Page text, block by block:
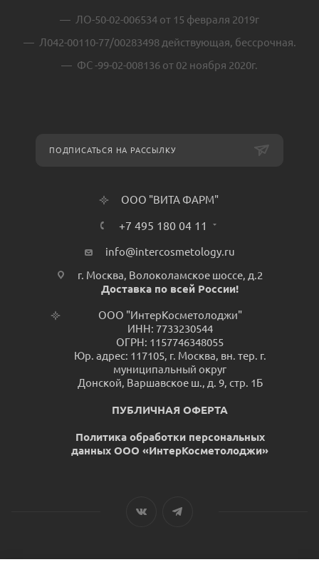
ЛО-50-02-006534 от 15 февраля 2019г
Л042-00110-77/00283498 действующая, бессрочная.
ФС -99-02-008136 от 02 ноября 2020г.
ПОДПИСАТЬСЯ НА РАССЫЛКУ
ООО "ВИТА ФАРМ"
+7 495 180 04 11
info@intercosmetology.ru
г. Москва, Волоколамское шоссе, д.2
Доставка по всей России!
ООО "ИнтерКосметолоджи"
ИНН: 7733230544
ОГРН: 1157746348055
Юр. адрес: 117105, г. Москва, вн. тер. г.
муниципальный округ
Донской, Варшавское ш., д. 9, стр. 1Б
ПУБЛИЧНАЯ ОФЕРТА
Политика обработки персональных
данных ООО «ИнтерКосметолоджи»